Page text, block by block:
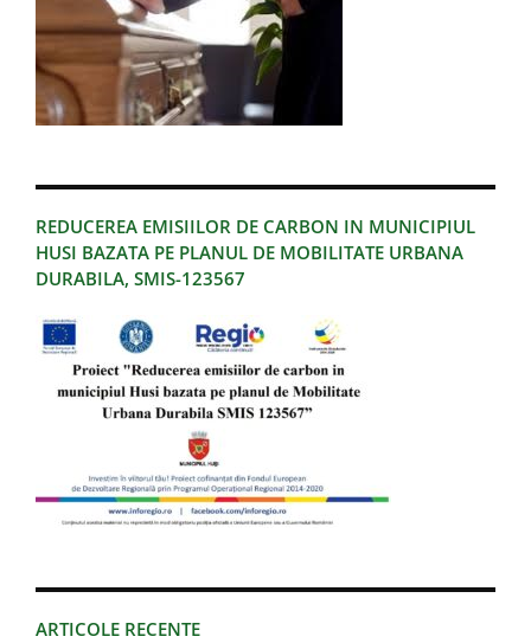
REDUCEREA EMISIILOR DE CARBON IN MUNICIPIUL
HUSI BAZATA PE PLANUL DE MOBILITATE URBANA
DURABILA, SMIS-123567
ARTICOLE RECENTE